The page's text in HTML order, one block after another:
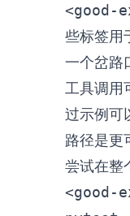
<good-
些标签用
一个岔路
工具调用
过示例可
路径是更
尝试在整
<good-